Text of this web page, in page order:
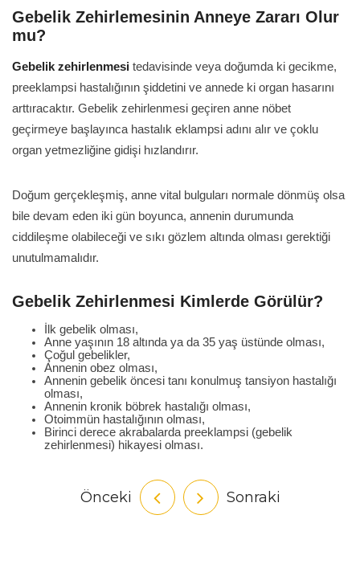
Gebelik Zehirlemesinin Anneye Zararı Olur
mu?
Gebelik zehirlenmesi tedavisinde veya doğumda ki gecikme,
preeklampsi hastalığının şiddetini ve annede ki organ hasarını
arttıracaktır. Gebelik zehirlenmesi geçiren anne nöbet
geçirmeye başlayınca hastalık eklampsi adını alır ve çoklu
organ yetmezliğine gidişi hızlandırır.
Doğum gerçekleşmiş, anne vital bulguları normale dönmüş olsa
bile devam eden iki gün boyunca, annenin durumunda
ciddileşme olabileceği ve sıkı gözlem altında olması gerektiği
unutulmamalıdır.
Gebelik Zehirlenmesi Kimlerde Görülür?
İlk gebelik olması,
Anne yaşının 18 altında ya da 35 yaş üstünde olması,
Çoğul gebelikler,
Annenin obez olması,
Annenin gebelik öncesi tanı konulmuş tansiyon hastalığı
olması,
Annenin kronik böbrek hastalığı olması,
Otoimmün hastalığının olması,
Birinci derece akrabalarda preeklampsi (gebelik
zehirlenmesi) hikayesi olması.
Önceki Sonraki